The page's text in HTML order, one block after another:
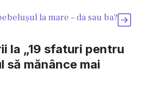
la mare – da sau ba?
la „19 sfaturi pentru
să mănânce mai